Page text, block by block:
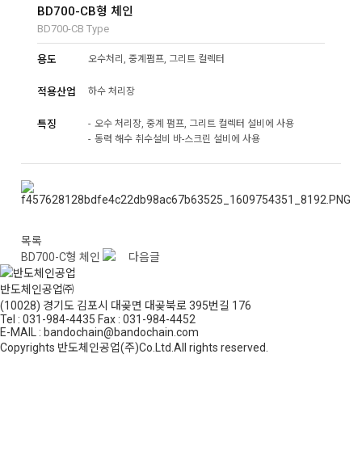
BD700-CB형 체인
BD700-CB Type
용도 오수처리, 중계펌프, 그리트 컬렉터
적용산업 하수 처리장
특징
오수 처리장, 중계 펌프, 그리트 컬렉터 설비에 사용
동력 해수 취수설비 바-스크린 설비에 사용
목록
BD700-C형 체인
다음글
반도체인공업㈜
(10028) 경기도 김포시 대곶면 대곶북로 395번길 176
Tel : 031-984-4435 Fax : 031-984-4452
E-MAIL : bandochain@bandochain.com
Copyrights 반도체인공업(주)Co.Ltd.All rights reserved.